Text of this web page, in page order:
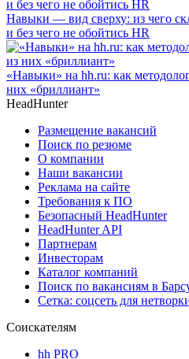
Навыки — вид сверху: из чего
и без чего не обойтись HR
«Навыки» на hh.ru: как
них «бриллиант»
HeadHunter
Размещение вакансий
Поиск по резюме
О компании
Наши вакансии
Реклама на сайте
Требования к ПО
Безопасный HeadHunter
HeadHunter API
Партнерам
Инвесторам
Каталог компаний
Поиск по вакансиям в
Сетка: соцсеть для
Соискателям
hh PRO